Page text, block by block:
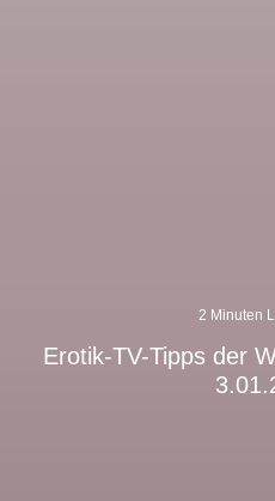
2 Minuten
Erotik-TV-Tipps der